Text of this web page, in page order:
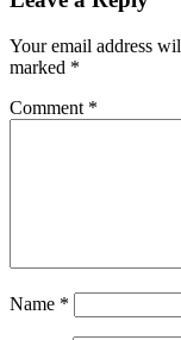
Your email address
marked *
Comment *
Name *